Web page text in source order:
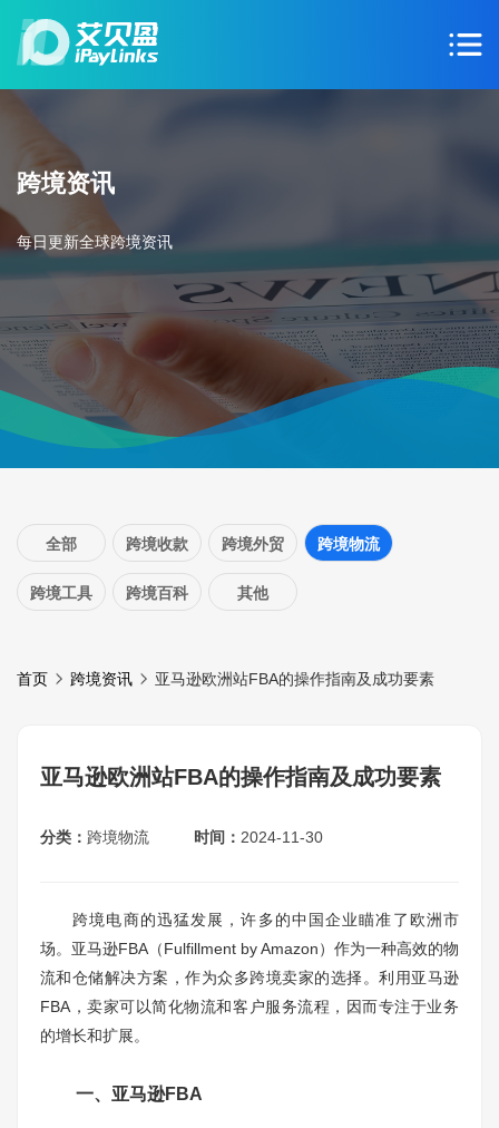
跨境资讯
每日更新全球跨境资讯
全部 跨境收款 跨境外贸 跨境物流
跨境工具 跨境百科 其他
首页 跨境资讯 亚马逊欧洲站FBA的操作指南及成功要素
亚马逊欧洲站FBA的操作指南及成功要素
分类： 跨境物流 时间： 2024-11-30
跨境电商的迅猛发展，许多的中国企业瞄准了欧洲市
场。亚马逊FBA（Fulfillment by Amazon）作为一种高效的物
流和仓储解决方案，作为众多跨境卖家的选择。利用亚马逊
FBA，卖家可以简化物流和客户服务流程，因而专注于业务
的增长和扩展。
一、亚马逊FBA